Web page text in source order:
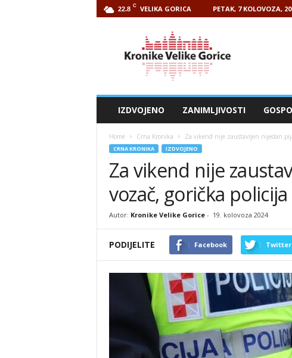
22.8 C VELIKA GORICA PETAK, 7 KOLOVOZA,
IZDVOJENO ZANIMLJIVOSTI
Home Crna Kronika Za vikend nije zaustavljen nijedan
CRNA KRONIKA IZDVOJENO
Za vikend nije
vozač, gorička
Autor: Kronike Velike Gorice- 19. kolovoza 2024
PODIJELITE Facebook Twitter